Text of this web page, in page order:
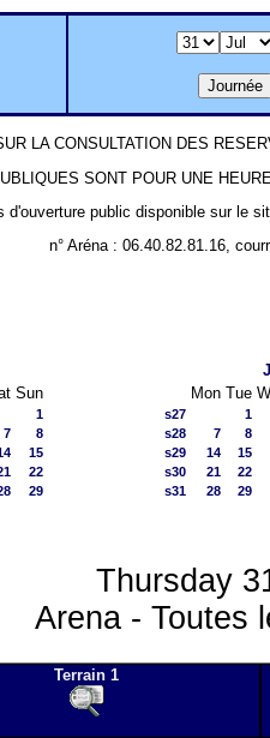
LA CONSULTATION DES
SONT POUR UNE
d'ouverture public disponible sur le
n° Aréna : 06.40.82.81.16,
Sun
1
7
8
15
22
29
Mon Tue
s27 1
s28
7 8
s29
14 15
s30
21 22
s31
28 29
Thursday
Arena - Toutes
Terrain 1